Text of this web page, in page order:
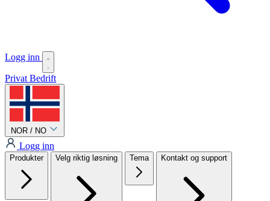
Logg inn
Privat Bedrift
NOR / NO
Logg inn
Produkter Velg riktig løsning Tema Kontakt og support